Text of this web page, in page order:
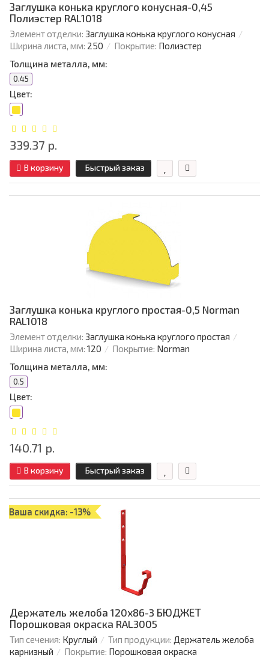
Заглушка конька круглого конусная-0,45
Полиэстер RAL1018
Элемент отделки: Заглушка конька круглого конусная
Ширина листа, мм: 250 Покрытие: Полиэстер
Толщина металла, мм:
0.45
Цвет:
339.37 р.
В корзину Быстрый заказ
Заглушка конька круглого простая-0,5 Norman
RAL1018
Элемент отделки: Заглушка конька круглого простая
Ширина листа, мм: 120 Покрытие: Norman
Толщина металла, мм:
0.5
Цвет:
140.71 р.
В корзину Быстрый заказ
Ваша скидка: -13%
Держатель желоба 120х86-3 БЮДЖЕТ
Порошковая окраска RAL3005
Тип сечения: Круглый Тип продукции: Держатель желоба
карнизный
Покрытие: Порошковая окраска